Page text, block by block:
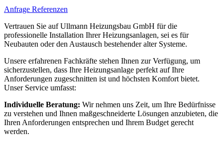
Anfrage Referenzen
Vertrauen Sie auf Ullmann Heizungsbau GmbH für die
professionelle Installation Ihrer Heizungsanlagen, sei es für
Neubauten oder den Austausch bestehender alter Systeme.
Unsere erfahrenen Fachkräfte stehen Ihnen zur Verfügung, um
sicherzustellen, dass Ihre Heizungsanlage perfekt auf Ihre
Anforderungen zugeschnitten ist und höchsten Komfort bietet.
Unser Service umfasst:
Individuelle Beratung: Wir nehmen uns Zeit, um Ihre Bedürfnisse
zu verstehen und Ihnen maßgeschneiderte Lösungen anzubieten, die
Ihren Anforderungen entsprechen und Ihrem Budget gerecht
werden.